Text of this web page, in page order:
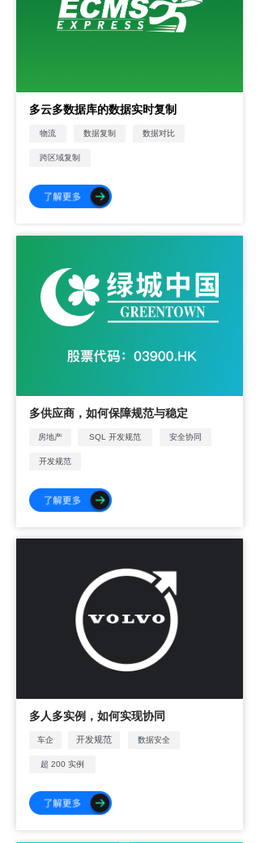
车企 开发规范 数据安全
超 200 实例
多人多实例，如何实现协同
多供应商，如何保障规范与稳定
房地产 SQL 开发规范 安全协同
开发规范
多云多数据库的数据实时复制
物流 数据复制 数据对比
跨区域复制